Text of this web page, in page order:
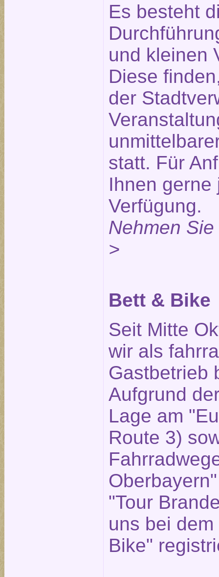
Es besteht
und kleinen
Diese
der
statt. Für
Ihnen gerne
Verfügung.
Nehmen
>
Bett & Bike
Seit Mitte
wir als
Gastbetrieb
Aufgrund
Lage am
Route 3)
"Tour
uns bei
Bike"